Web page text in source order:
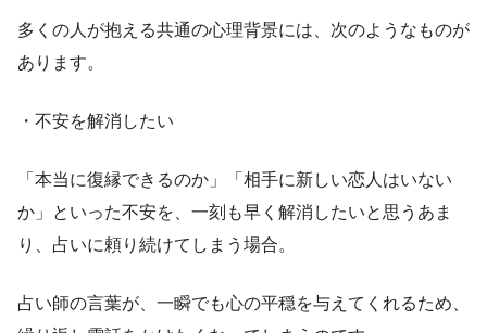
多くの人が抱える共通の心理背景には、次のようなものが
あります。
・不安を解消したい
「本当に復縁できるのか」「相手に新しい恋人はいない
か」といった不安を、一刻も早く解消したいと思うあま
り、占いに頼り続けてしまう場合。
占い師の言葉が、一瞬でも心の平穏を与えてくれるため、